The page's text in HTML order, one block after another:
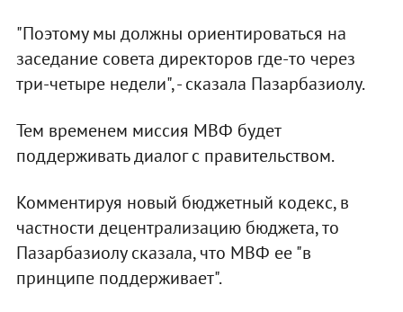
"Поэтому мы должны ориентироваться на
заседание совета директоров где-то через
три-четыре недели", - сказала Пазарбазиолу.
Тем временем миссия МВФ будет
поддерживать диалог с правительством.
Комментируя новый бюджетный кодекс, в
частности децентрализацию бюджета, то
Пазарбазиолу сказала, что МВФ ее "в
принципе поддерживает".